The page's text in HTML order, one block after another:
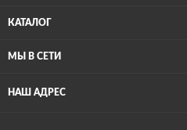
КАТАЛОГ
МЫ В СЕТИ
НАШ АДРЕС